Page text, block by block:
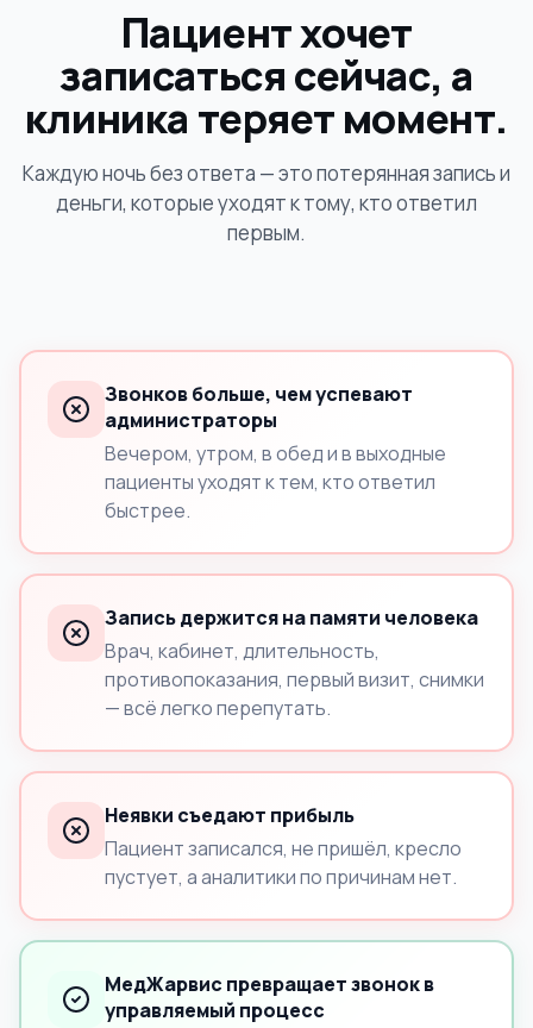
Пациент хочет
записаться сейчас, а
клиника теряет момент.
Каждую ночь без ответа — это потерянная запись и
деньги, которые уходят к тому, кто ответил
первым.
Звонков больше, чем успевают
администраторы
Вечером, утром, в обед и в выходные
пациенты уходят к тем, кто ответил
быстрее.
Запись держится на памяти человека
Врач, кабинет, длительность,
противопоказания, первый визит, снимки
— всё легко перепутать.
Неявки съедают прибыль
Пациент записался, не пришёл, кресло
пустует, а аналитики по причинам нет.
МедЖарвис превращает звонок в
управляемый процесс